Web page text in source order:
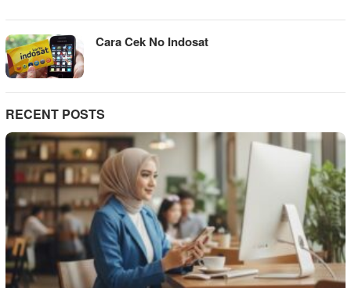
Cara Cek No Indosat
RECENT POSTS